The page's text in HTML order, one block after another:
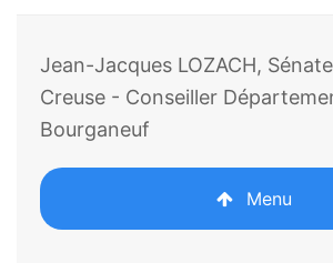
Jean-Jacques LOZACH,
Creuse - Conseiller
Bourganeuf
Menu